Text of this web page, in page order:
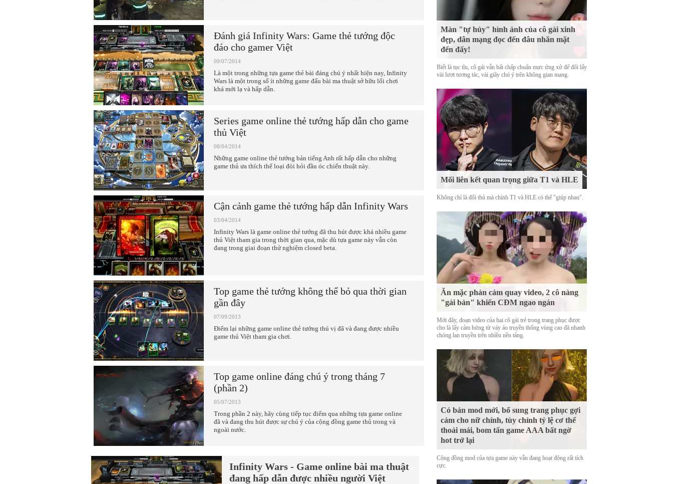
Đánh giá Infinity Wars: Game thẻ tướng độc
đáo cho gamer Việt
09/07/2014
Là một trong những tựa game thẻ bài đáng chú ý nhất hiện nay, Infinity
Wars là một trong số ít những game đấu bài ma thuật sở hữu lối chơi
khá mới lạ và hấp dẫn.
Series game online thẻ tướng hấp dẫn cho game
thủ Việt
08/04/2014
Những game online thẻ tướng bản tiếng Anh rất hấp dẫn cho những
game thủ ưa thích thể loại đòi hỏi đầu óc chiến thuật này.
Cận cảnh game thẻ tướng hấp dẫn Infinity Wars
03/04/2014
Infinity Wars là game online thẻ tướng đã thu hút được khá nhiều game
thủ Việt tham gia trong thời gian qua, mặc dù tựa game này vẫn còn
đang trong giai đoạn thử nghiệm closed beta.
Top game thẻ tướng không thể bỏ qua thời gian
gần đây
07/09/2013
Điểm lại những game online thẻ tướng thú vị đã và đang được nhiều
game thủ Việt tham gia chơi.
Top game online đáng chú ý trong tháng 7
(phần 2)
05/07/2013
Trong phần 2 này, hãy cùng tiếp tục điểm qua những tựa game online
đã và đang thu hút được sự chú ý của cộng đồng game thủ trong và
ngoài nước.
Infinity Wars - Game online bài ma thuật
đang hấp dẫn được nhiều người Việt
Màn "tự hủy" hình ảnh của cô gái xinh
đẹp, dân mạng đọc đến đâu nhăn mặt
đến đấy!
Biết là tục tĩu, cô gái vẫn bất chấp chuẩn mực ứng xử để đổi lấy
vài lượt tương tác, vài giây chú ý trên không gian mạng.
Mối liên kết quan trọng giữa T1 và HLE
Không chỉ là đối thủ mà chính T1 và HLE có thể "giúp nhau".
Ăn mặc phản cảm quay video, 2 cô nàng
"gái bản" khiến CĐM ngao ngán
Mới đây, đoạn video của hai cô gái trẻ trong trang phục được
cho là lấy cảm hứng từ váy áo truyền thống vùng cao đã nhanh
chóng lan truyền trên nhiều nền tảng.
Có bản mod mới, bổ sung trang phục gợi
cảm cho nữ chính, tùy chỉnh tỷ lệ cơ thể
thoải mái, bom tấn game AAA bất ngờ
hot trở lại
Cộng đồng mod của tựa game này vẫn đang hoạt động rất tích
cực.